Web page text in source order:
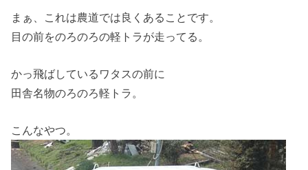
まぁ、これは農道では良くあることです。
目の前をのろのろの軽トラが走ってる。
かっ飛ばしているワタスの前に
田舎名物のろのろ軽トラ。
こんなやつ。